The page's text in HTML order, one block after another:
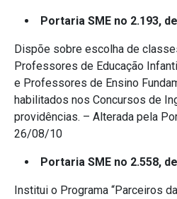
Portaria SME no 2.193,
Dispõe sobre escolha de
Professores de Educação
e Professores de Ensino
habilitados nos Concursos de
providências. – Alterada pela
26/08/10
Portaria SME no 2.558,
Institui o Programa “Parceiros